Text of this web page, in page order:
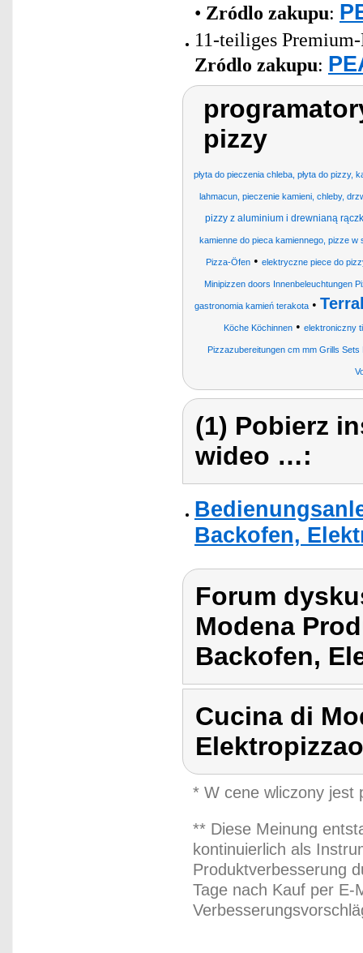
• Zródlo zakupu:
11-teiliges
Zródlo zakupu:
pizzy
płyta do pieczenia chleba, płyta do pizzy,
lahmacun, pieczenie kamieni, chleby,
pizzy z aluminium i drewnianą
kamienne do pieca kamiennego, pizze
Pizza-Öfen • elektryczne piece do
Minipizzen doors Innenbeleuchtungen
gastronomia kamień terakota•
Köche Köchinnen• elektroniczny
Pizzazubereitungen cm mm Grills Sets
(1) Pobierz
wideo …:
Backofen,
Forum
Modena
Backofen,
Cucina di
* W cene wliczony jest
** Diese Meinung
kontinuierlich als
Produktverbesserung
Tage nach Kauf per E-